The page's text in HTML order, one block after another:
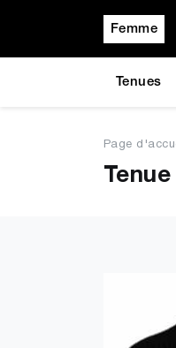
Femme
Tenues
Page